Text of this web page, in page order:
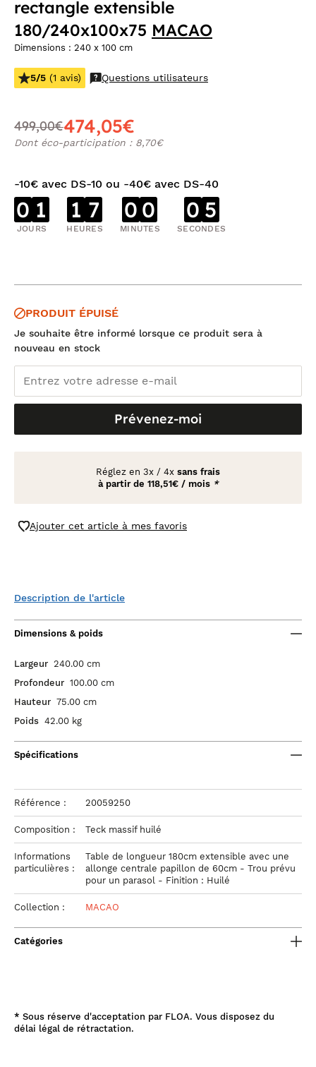
rectangle extensible
180/240x100x75 MACAO
Dimensions : 240 x 100 cm
5/5 (1 avis) Questions utilisateurs
499,00€474,05€
Dont éco-participation : 8,70€
-10€ avec DS-10 ou -40€ avec DS-40
0 1
JOURS
1 7
HEURES
0 0
MINUTES
0 5
SECONDES
PRODUIT ÉPUISÉ
Je souhaite être informé lorsque ce produit sera à
nouveau en stock
Prévenez-moi
Réglez en 3x / 4x sans frais
à partir de 118,51€ / mois *
Ajouter cet article à mes favoris
Description de l'article
Dimensions & poids
Largeur 240.00 cm
Profondeur 100.00 cm
Hauteur 75.00 cm
Poids 42.00 kg
Spécifications
Référence : 20059250
Composition : Teck massif huilé
Informations
particulières :
Table de longueur 180cm extensible avec une
allonge centrale papillon de 60cm - Trou prévu
pour un parasol - Finition : Huilé
Collection : MACAO
Catégories
* Sous réserve d'acceptation par FLOA. Vous disposez du
délai légal de rétractation.